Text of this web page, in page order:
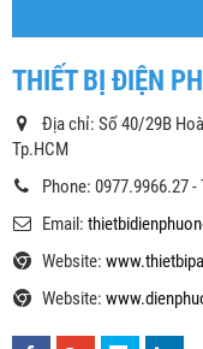
THIẾT BỊ ĐIỆN
Địa chỉ: Số 40/29B
Tp.HCM
Phone: 0977.9966.27
Email:
Website:
Website: